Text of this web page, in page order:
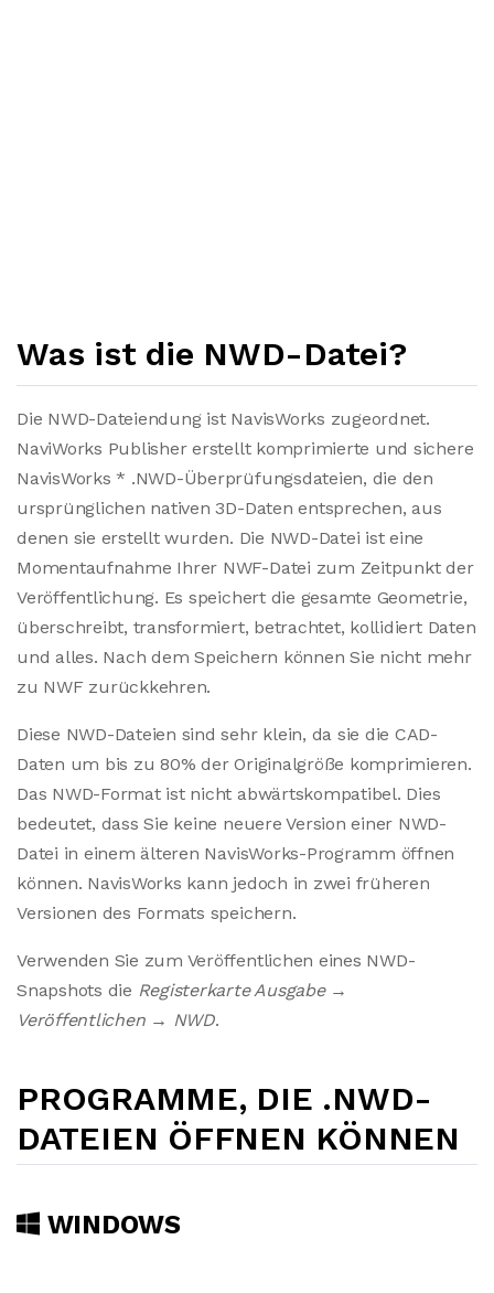
Was ist die NWD-Datei?
Die NWD-Dateiendung ist NavisWorks zugeordnet.
NaviWorks Publisher erstellt komprimierte und sichere
NavisWorks * .NWD-Überprüfungsdateien, die den
ursprünglichen nativen 3D-Daten entsprechen, aus
denen sie erstellt wurden. Die NWD-Datei ist eine
Momentaufnahme Ihrer NWF-Datei zum Zeitpunkt der
Veröffentlichung. Es speichert die gesamte Geometrie,
überschreibt, transformiert, betrachtet, kollidiert Daten
und alles. Nach dem Speichern können Sie nicht mehr
zu NWF zurückkehren.
Diese NWD-Dateien sind sehr klein, da sie die CAD-
Daten um bis zu 80% der Originalgröße komprimieren.
Das NWD-Format ist nicht abwärtskompatibel. Dies
bedeutet, dass Sie keine neuere Version einer NWD-
Datei in einem älteren NavisWorks-Programm öffnen
können. NavisWorks kann jedoch in zwei früheren
Versionen des Formats speichern.
Verwenden Sie zum Veröffentlichen eines NWD-
Snapshots die Registerkarte Ausgabe →
Veröffentlichen → NWD.
PROGRAMME, DIE .NWD-
DATEIEN ÖFFNEN KÖNNEN
WINDOWS